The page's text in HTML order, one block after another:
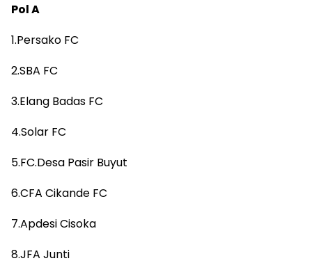
Pol A
1.Persako FC
2.SBA FC
3.Elang Badas FC
4.Solar FC
5.FC.Desa Pasir Buyut
6.CFA Cikande FC
7.Apdesi Cisoka
8.JFA Junti